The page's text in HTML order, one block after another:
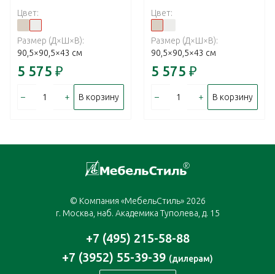
Цвет:
Размер (Д×Ш×В):
90,5×90,5×43 см
5 575 ₽
– + В корзину
Цвет:
Размер (Д×Ш×В):
90,5×90,5×43 см
5 575 ₽
– + В корзину
© Компания «МебельСтиль» 2026
г. Москва, наб. Академика Туполева, д. 15
+7 (495) 215-58-88
+7 (3952) 55-39-39 (дилерам)